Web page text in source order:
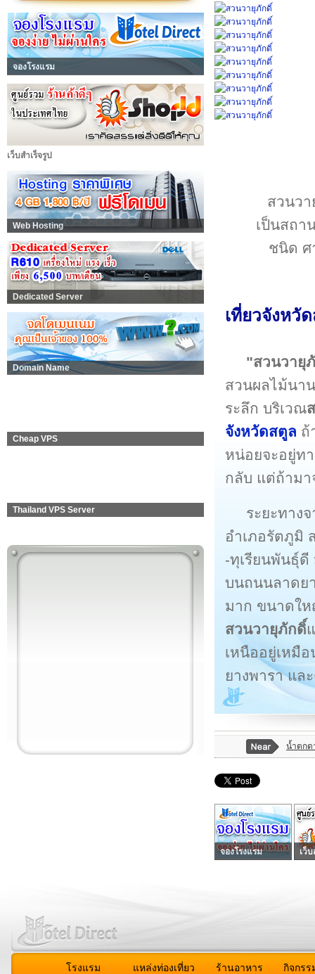
จองโรงแรม
เว็บสำเร็จรูป
Web Hosting
Dedicated Server
Domain Name
Cheap VPS
Thailand VPS Server
สวนว
เป็นสถา
ชนิด ศ
เที่ยวจังหวั
"สวนวายุ
สวนผลไม้นา
ระลึก บริเวณ
จังหวัดสตูล ถ้
หน่อยจะอยู่ท
กลับ แต่ถ้ามา
ระยะทาง
อำเภอรัตภูมิ
-ทุเรียนพันธุ์ดี
บนถนนลาดย
มาก ขนาดใ
สวนวายุภักดิ์
เหนืออยู่เหมื
ยางพารา แล
น้ำตกด
จองโรงแรม เว็
โรงแรม แหล่งท่องเที่ยว ร้านอาหาร กิจกรร